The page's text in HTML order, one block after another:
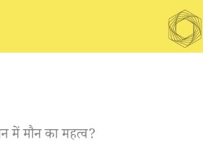
में मौन का महत्व?